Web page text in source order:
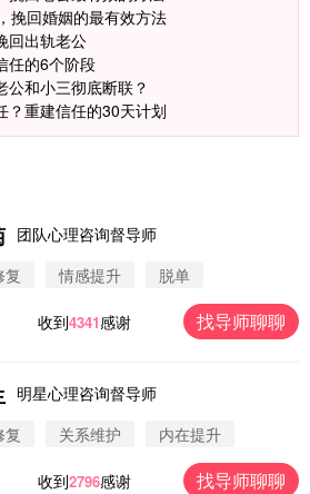
挽回婚姻的最有效方法
回出轨老公
任的6个阶段
公和小三彻底断联？
？重建信任的30天计划
团队心理咨询督导师
复
情感提升 脱单
收到4341感谢 找导师聊聊
明星心理咨询督导师
复
关系维护 内在提升
收到2796感谢 找导师聊聊
户 圆圈 通过此页面咨询，已获得专属情感方
户 Vnno 通过此页面咨询，已获得专属情感方